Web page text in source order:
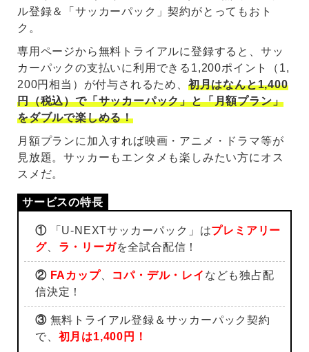
ル登録＆「サッカーパック」契約がとってもおト
ク。
専用ページから無料トライアルに登録すると、サッ
カーパックの支払いに利用できる1,200ポイント（1,
200円相当）が付与されるため、 初月はなんと1,400
円（税込）で「サッカーパック」と「月額プラン」
をダブルで楽しめる！
月額プランに加入すれば映画・アニメ・ドラマ等が
見放題。サッカーもエンタメも楽しみたい方にオス
スメだ。
①「U-NEXTサッカーパック」はプレミアリー
グ、 ラ・リーガを全試合配信！
② FAカップ、 コパ・デル・レイ なども独占配
信決定！
③無料トライアル登録＆サッカーパック契約
で、 初月は1,400円！